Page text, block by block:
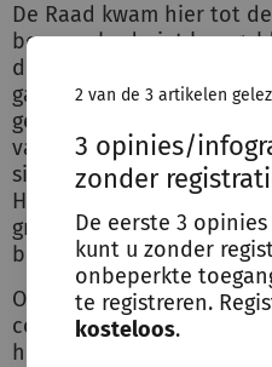
2 van de 3 artikelen
3 opinies/
zonder
De eerste 3
kunt u zonder
onbeperkte
te registreren.
kosteloos.
De Raad kwam hier tot
bouwverbod niet kon
dezelfde redenering als
gaat dit kruis niet
getroffen door een
van 6,45 m. Volgens de
situatie niet aan de
Het gaat niet om een
grond door een rooilijn
bouwverbod hierop niet
Opvallend: bij beide
constructie van beperkte
het telkens om